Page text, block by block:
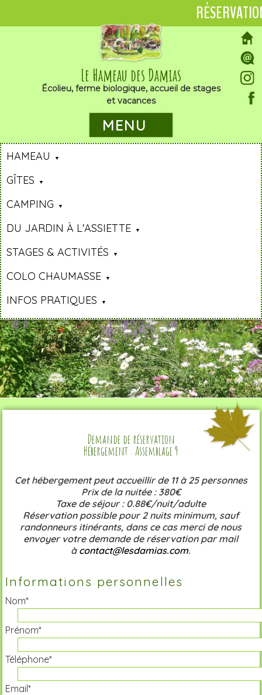
Le Hameau des Damias
Écolieu, ferme biologique, accueil de stages
et vacances
MENU
HAMEAU
GÎTES
CAMPING
DU JARDIN À L'ASSIETTE
STAGES & ACTIVITÉS
COLO CHAUMASSE
INFOS PRATIQUES
Demande de réservation
Hébergement : Assemblage 9
Cet hébergement peut accueillir de 11 à 25 personnes
Prix de la nuitée : 380€
Taxe de séjour : 0.88€/nuit/adulte
Réservation possible pour 2 nuits minimum, sauf
randonneurs itinérants, dans ce cas merci de nous
envoyer votre demande de réservation par mail
à contact@lesdamias.com.
Informations personnelles
Nom*
Prénom*
Téléphone*
Email*